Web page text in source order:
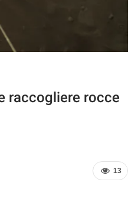
raccogliere rocce
13